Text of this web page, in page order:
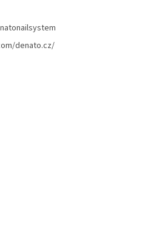
denato.cz/